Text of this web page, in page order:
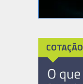
COTAÇÃO